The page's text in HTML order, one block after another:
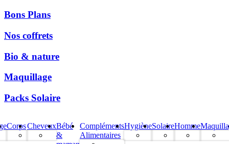
Bons Plans
Nos coffrets
Bio & nature
Maquillage
Packs Solaire
CorpsCheveuxBébé
&
Compléments
Alimentaires
HygièneSolaireHomme